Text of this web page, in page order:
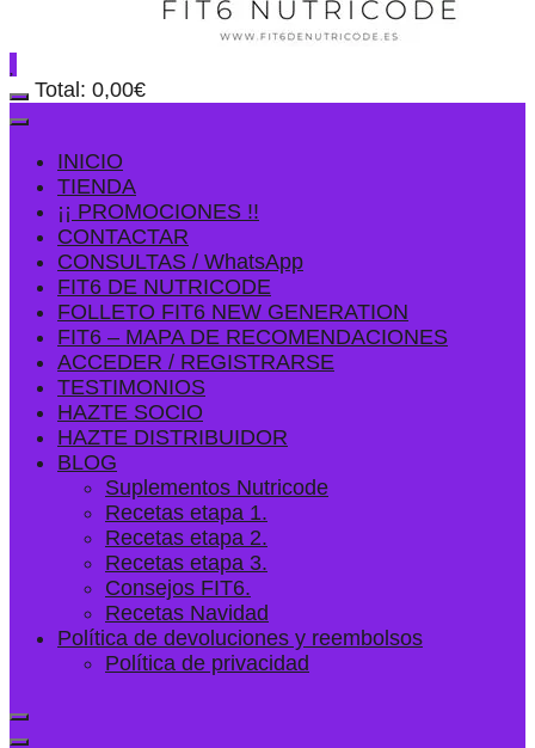
Total: 0,00€
INICIO
TIENDA
¡¡ PROMOCIONES !!
CONTACTAR
CONSULTAS / WhatsApp
FIT6 DE NUTRICODE
FOLLETO FIT6 NEW GENERATION
FIT6 – MAPA DE RECOMENDACIONES
ACCEDER / REGISTRARSE
TESTIMONIOS
HAZTE SOCIO
HAZTE DISTRIBUIDOR
BLOG
Suplementos Nutricode
Recetas etapa 1.
Recetas etapa 2.
Recetas etapa 3.
Consejos FIT6.
Recetas Navidad
Política de devoluciones y reembolsos
Política de privacidad